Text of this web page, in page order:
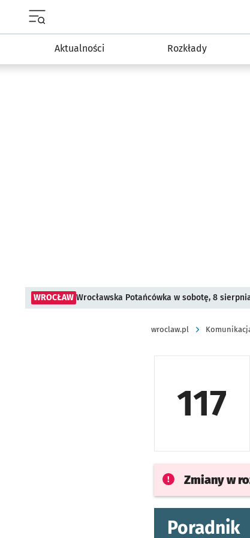
Aktualności Rozkłady
WROCŁAW Wrocławska Potańcówka w sobotę, 8
wroclaw.pl
117
Zmiany w
Poradnik